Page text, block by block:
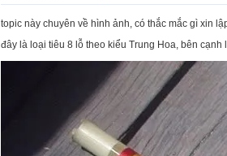
topic này chuyên về hình ảnh, có thắc mắc gì xin
đây là loại tiêu 8 lỗ theo kiểu Trung Hoa, bên